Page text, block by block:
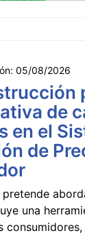
05/08/2026
de
en el
de
pretende
una